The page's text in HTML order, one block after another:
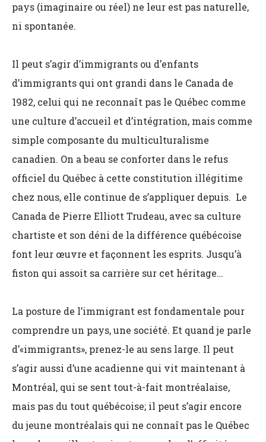
pays (imaginaire ou réel) ne leur est pas naturelle,
ni spontanée.
Il peut s’agir d’immigrants ou d’enfants
d’immigrants qui ont grandi dans le Canada de
1982, celui qui ne reconnaît pas le Québec comme
une culture d’accueil et d’intégration, mais comme
simple composante du multiculturalisme
canadien. On a beau se conforter dans le refus
officiel du Québec à cette constitution illégitime
chez nous, elle continue de s’appliquer depuis. Le
Canada de Pierre Elliott Trudeau, avec sa culture
chartiste et son déni de la différence québécoise
font leur œuvre et façonnent les esprits. Jusqu’à
fiston qui assoit sa carrière sur cet héritage…
La posture de l’immigrant est fondamentale pour
comprendre un pays, une société. Et quand je parle
d’«immigrants», prenez-le au sens large. Il peut
s’agir aussi d’une acadienne qui vit maintenant à
Montréal, qui se sent tout-à-fait montréalaise,
mais pas du tout québécoise; il peut s’agir encore
du jeune montréalais qui ne connaît pas le Québec